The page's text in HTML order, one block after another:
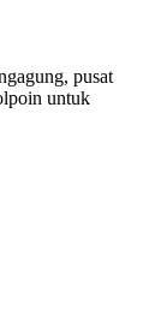
pusat
untuk